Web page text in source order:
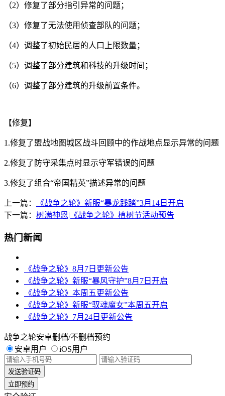
（2）修复了部分指引异常的问题；
（3）修复了无法使用侦查部队的问题；
（4）调整了初始民居的人口上限数量；
（5）调整了部分建筑和科技的升级时间；
（6）调整了部分建筑的升级前置条件。
【修复】
1.修复了盟战地图城区战斗回顾中的作战地点显示异常的问题
2.修复了防守采集点时显示守军错误的问题
3.修复了组合“帝国精英”描述异常的问题
上一篇：
《战争之轮》新服“暴龙践踏”3月14日开启
下一篇： 树满神恩|《战争之轮》植树节活动预告
热门新闻
《战争之轮》8月7日更新公告
《战争之轮》新服“暴风守护”8月7日开启
《战争之轮》本周五更新公告
《战争之轮》新服“驭魂魔女”本周五开启
《战争之轮》7月24日更新公告
战争之轮安卓删档/不删档预约
安卓用户
iOS用户
发送验证码
立即预约